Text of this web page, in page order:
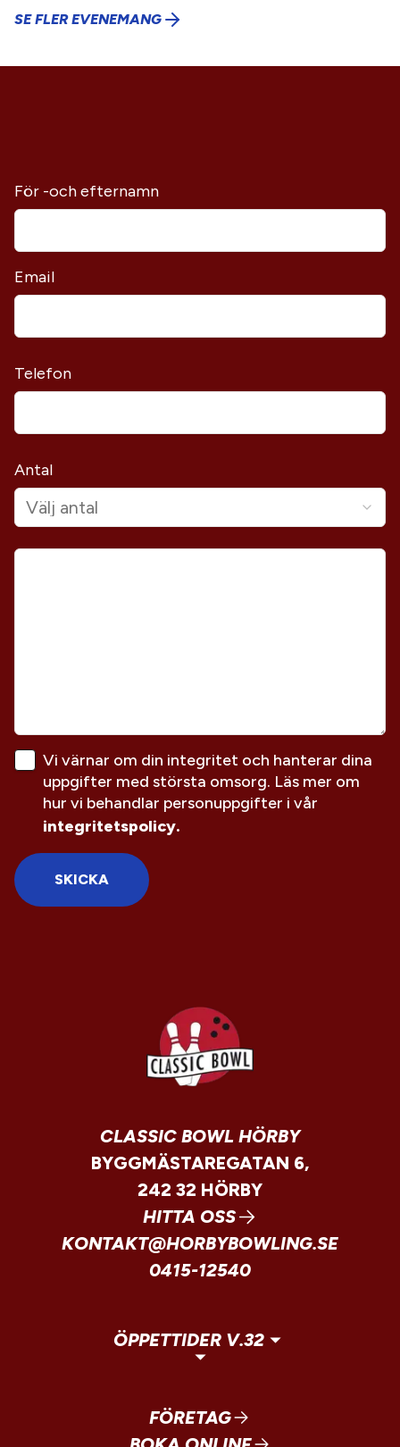
SE FLER EVENEMANG
För -och efternamn
Email
Telefon
Antal
Välj antal
Vi värnar om din integritet och hanterar dina
uppgifter med största omsorg. Läs mer om
hur vi behandlar personuppgifter i vår
integritetspolicy.
SKICKA
CLASSIC BOWL HÖRBY
BYGGMÄSTAREGATAN 6,
242 32 HÖRBY
HITTA OSS
KONTAKT@HORBYBOWLING.SE
0415-12540
ÖPPETTIDER V.32
FÖRETAG